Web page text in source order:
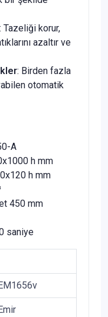
: Tazeliği korur,
azaltır ve
: Birden fazla
otomatik
A
h mm
h mm
450 mm
saniye
EM1656v
Emir